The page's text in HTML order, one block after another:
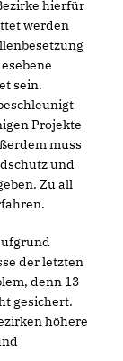
hierfür
werden
sein.
Projekte
muss
und
Zu all
der letzten
denn 13
gesichert.
höhere